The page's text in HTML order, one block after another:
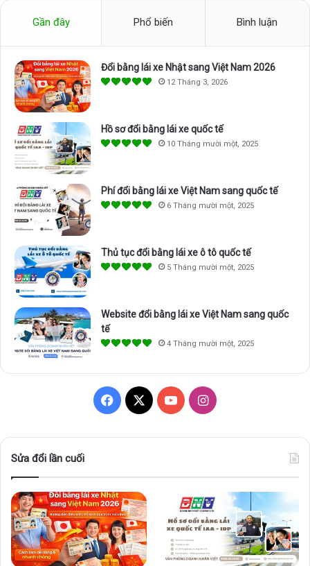
Gần đây Phổ biến Bình luận
Đổi bằng lái xe Nhật sang Việt Nam 2026
12 Tháng 3, 2026
Hồ sơ đổi bằng lái xe quốc tế
10 Tháng mười một, 2025
Phí đổi bằng lái xe Việt Nam sang quốc tế
6 Tháng mười một, 2025
Thủ tục đổi bằng lái xe ô tô quốc tế
5 Tháng mười một, 2025
Website đổi bằng lái xe Việt Nam sang quốc
tế
4 Tháng mười một, 2025
b
o
X
Y
u
b
I
a
Sửa đổi lần cuối